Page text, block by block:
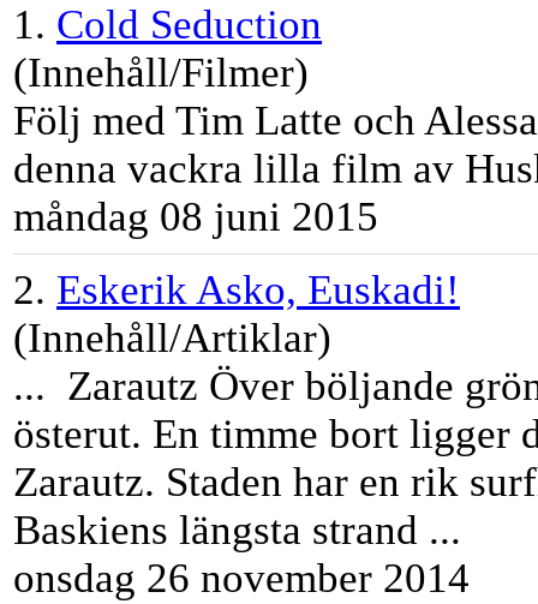
1. Cold Seduction
(Innehåll/Filmer)
Följ med Tim Latte och
denna vackra lilla film av
måndag 08 juni 2015
2. Eskerik Asko, Euskadi!
(Innehåll/Artiklar)
... Zarautz Över böljande
österut. En timme bort ligger
Zarautz. Staden har en rik
Baskiens längsta strand ...
onsdag 26 november 2014